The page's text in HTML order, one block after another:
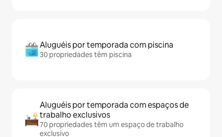
Aluguéis por temporada com piscina
30 propriedades têm piscina
Aluguéis por temporada com espaços de
trabalho exclusivos
70 propriedades têm um espaço de trabalho
exclusivo